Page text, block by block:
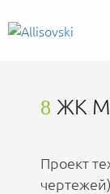
8 ЖК
Проект